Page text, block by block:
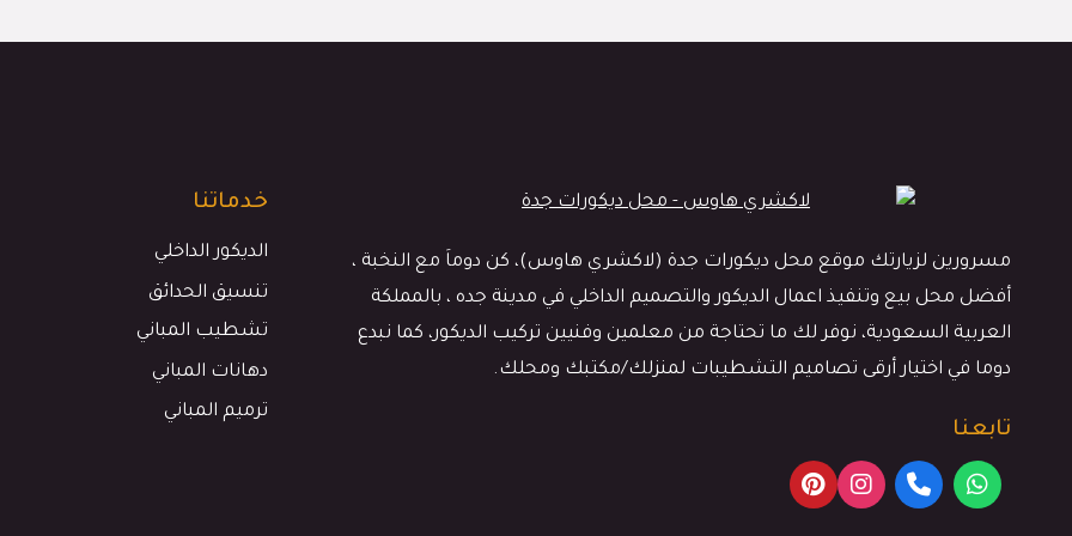
مسرورين لزيارتك موقع محل ديكورات جدة (لاكشري هاوس)، كن دوماَ مع النخبة ،
أفضل محل بيع وتنفيذ اعمال الديكور والتصميم الداخلي في مدينة جده ، بالمملكة
العربية السعودية، نوفر لك ما تحتاجة من معلمين وفنيين تركيب الديكور، كما نبدع
دوما في اختيار أرقى تصاميم التشطيبات لمنزلك/مكتبك ومحلك.
تابعنا
خدماتنا
الديكور الداخلي
تنسيق الحدائق
تشطيب المباني
دهانات المباني
ترميم المباني